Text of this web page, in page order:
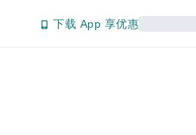
下载 App 享优惠